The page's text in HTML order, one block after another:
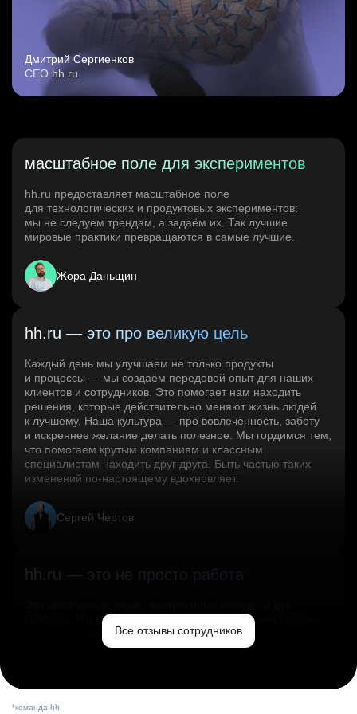
Дмитрий Сергиенков
CEO hh.ru
масштабное поле для экспериментов
hh.ru предоставляет масштабное поле
для технологических и продуктовых экспериментов:
мы не следуем трендам, а задаём их. Так лучшие
мировые практики превращаются в самые лучшие.
Жора Даньщин
hh.ru — это про великую цель
Каждый день мы улучшаем не только продукты
и процессы — мы создаём передовой опыт для наших
клиентов и сотрудников. Это помогает нам находить
решения, которые действительно меняют жизнь людей
к лучшему. Наша культура — про вовлечённость, заботу
и искреннее желание делать полезное. Мы гордимся тем,
что помогаем крутым компаниям и классным
специалистам находить друг друга. Быть частью таких
изменений по‑настоящему вдохновляет.
Сергей Чертов
hh.ru — это не просто работа
свободы. Мы помогаем миру и создаём лучший сервис
по поиску работы в стране.Все отзывы сотрудников
*команда hh